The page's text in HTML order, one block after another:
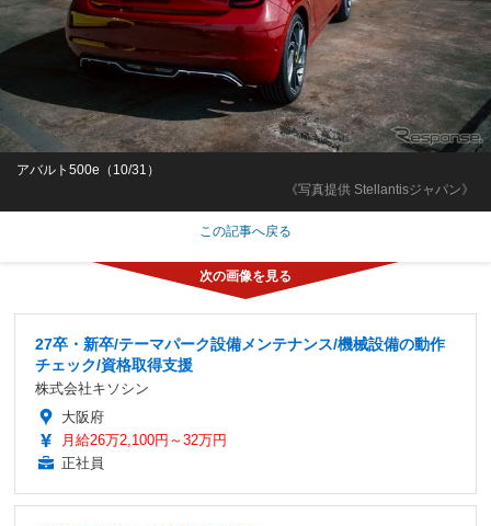
《写真提供 Stellantisジャパン》
アバルト500e（10/31）
この記事へ戻る
27卒・新卒/テーマパーク設備メンテナンス/機械設備の動作
チェック/資格取得支援
株式会社キソシン
大阪府
月給26万2,100円～32万円
正社員